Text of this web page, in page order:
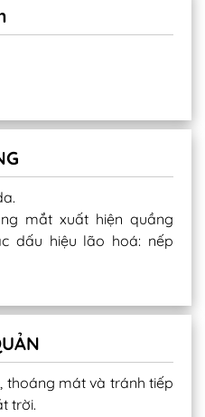
mắt xuất hiện quầng
dấu hiệu lão hoá: nếp
thoáng mát và tránh tiếp
trời.